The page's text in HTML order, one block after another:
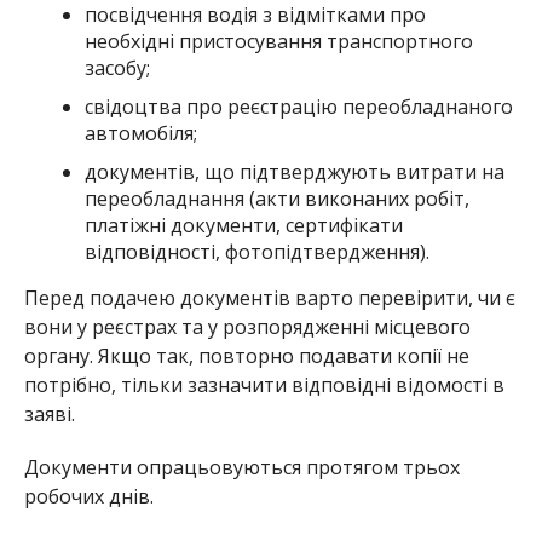
посвідчення водія з відмітками про
необхідні пристосування транспортного
засобу;
свідоцтва про реєстрацію переобладнаного
автомобіля;
документів, що підтверджують витрати на
переобладнання (акти виконаних робіт,
платіжні документи, сертифікати
відповідності, фотопідтвердження).
Перед подачею документів варто перевірити, чи є
вони у реєстрах та у розпорядженні місцевого
органу. Якщо так, повторно подавати копії не
потрібно, тільки зазначити відповідні відомості в
заяві.
Документи опрацьовуються протягом трьох
робочих днів.